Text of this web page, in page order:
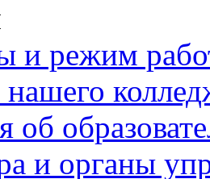
и режим
об
и органы